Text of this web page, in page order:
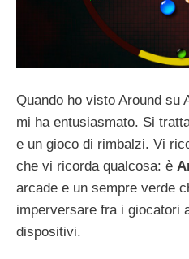
Quando ho visto Around su
mi ha entusiasmato. Si
e un gioco di rimbalzi. Vi
che vi ricorda qualcosa: è
arcade e un sempre verde
imperversare fra i giocatori
dispositivi.